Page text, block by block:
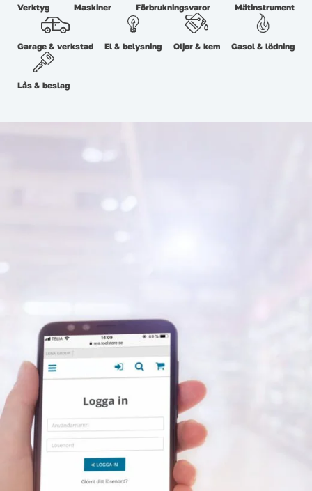
Verktyg Maskiner Förbrukningsvaror Mätinstrument
Garage & verkstad El & belysning Oljor & kem Gasol & lödning
Lås & beslag